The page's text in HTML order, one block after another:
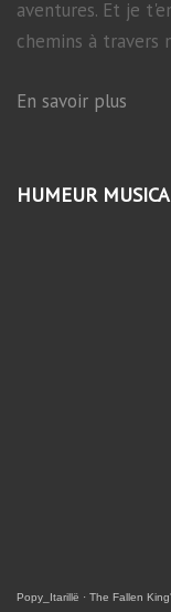
aventures. Et je
chemins à travers
En savoir plus
HUMEUR
Popy_Itarillë · The Fallen